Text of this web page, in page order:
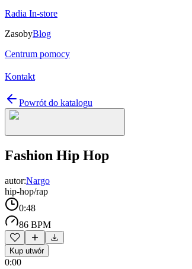
Radia In-store
ZasobyBlog
Centrum pomocy
Kontakt
Powrót do katalogu
Fashion Hip Hop
autor:Nargo
hip-hop/rap
0:48
86 BPM
Kup utwór
0:00